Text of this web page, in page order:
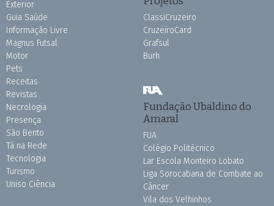
Exterior
Guia Saúde
Informação Livre
Magnus Futsal
Motor
Pets
Receitas
Revistas
Necrologia
Presença
São Bento
Tá na Rede
Tecnologia
Turismo
Uniso Ciência
ClassiCruzeiro
CruzeiroCard
Grafsul
Burh
Fundação Ubaldino do
Amaral
FUA
Colégio Politécnico
Lar Escola Monteiro Lobato
Liga Sorocabana de Combate ao
Câncer
Vila dos Velhinhos